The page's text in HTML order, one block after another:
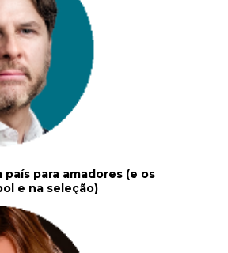
país para amadores (e os
e na seleção)